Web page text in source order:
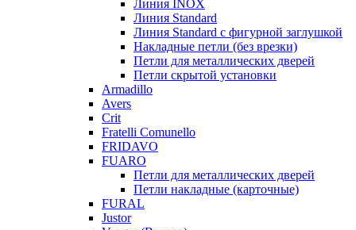
Линия INOX
Линия Standard
Линия Standard с фигурной заглушкой
Накладные петли (без врезки)
Петли для металлических дверей
Петли скрытой установки
Armadillo
Avers
Crit
Fratelli Comunello
FRIDAVO
FUARO
Петли для металлических дверей
Петли накладные (карточные)
FURAL
Justor